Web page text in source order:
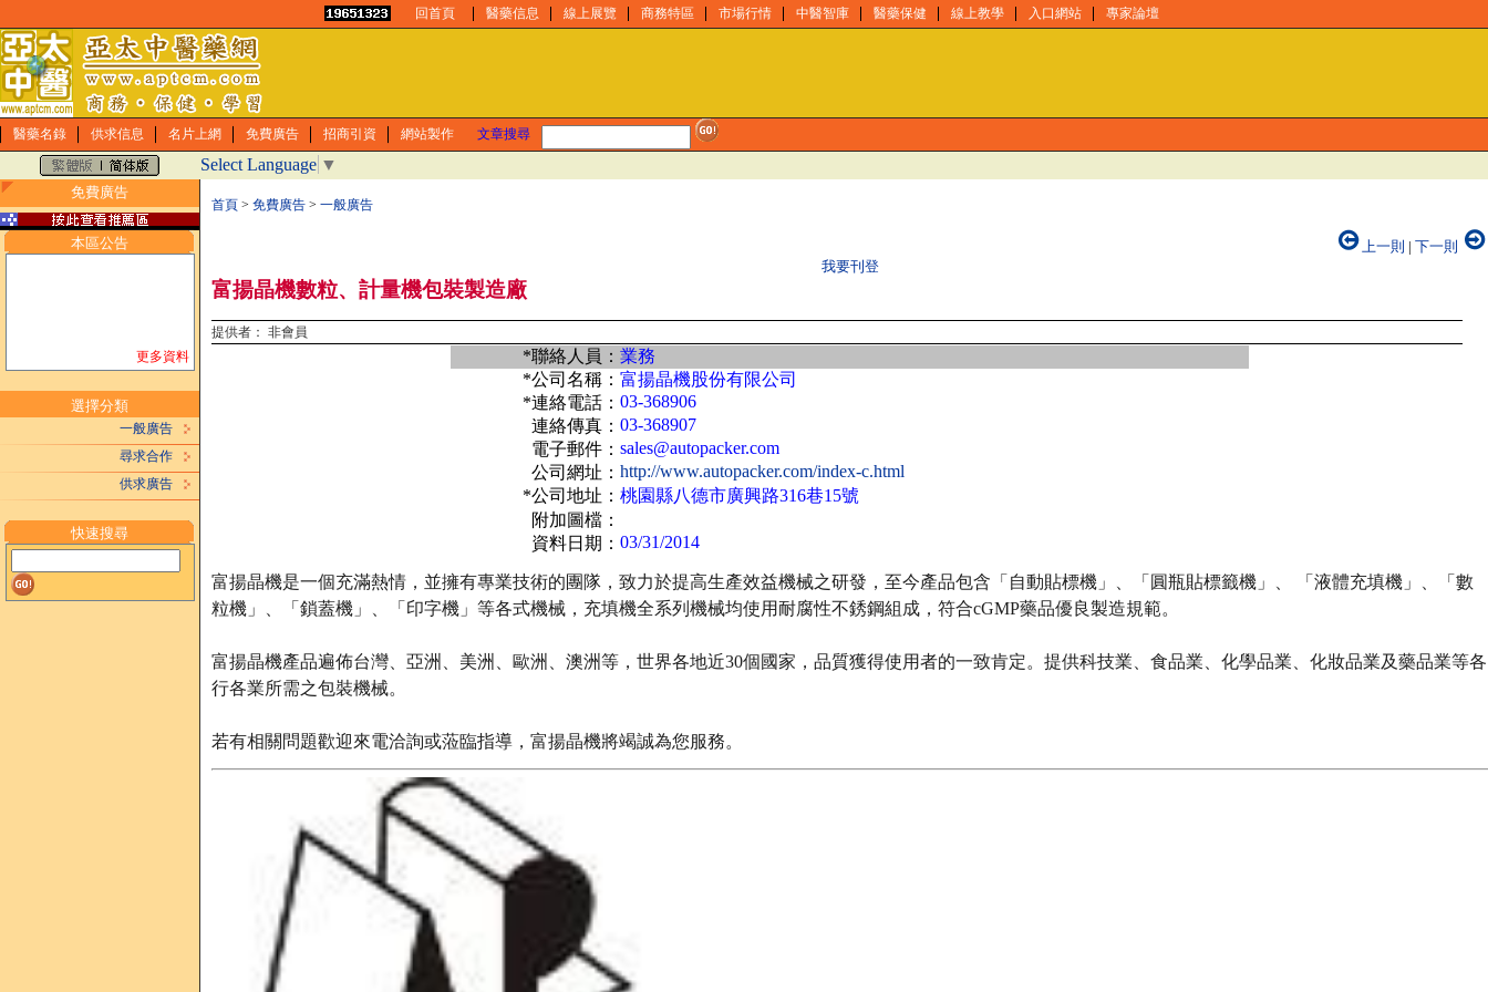
回首頁 醫藥信息 線上展覽 商務特區 市場行情 中醫智庫 醫藥保健 線上教學 入口網站 專家論壇
醫藥名錄 供求信息 名片上網 免費廣告 招商引資 網站製作 文章搜尋
Select Language ▼
免費廣告
本區公告
更多資料
選擇分類
一般廣告
尋求合作
供求廣告
快速搜尋
首頁 > 免費廣告 > 一般廣告
上一則 | 下一則
我要刊登
富揚晶機數粒、計量機包裝製造廠
提供者： 非會員
*聯絡人員： 業務
*公司名稱： 富揚晶機股份有限公司
*連絡電話： 03-368906
連絡傳真： 03-368907
電子郵件： sales@autopacker.com
公司網址： http://www.autopacker.com/index-c.html
*公司地址： 桃園縣八德市廣興路316巷15號
附加圖檔：
資料日期： 03/31/2014
富揚晶機是一個充滿熱情，並擁有專業技術的團隊，致力於提高生產效益機械之研發，至今產品包含「自動貼標機」、「圓瓶貼標籤機」、 「液體充填機」、「數
粒機」、「鎖蓋機」、「印字機」等各式機械，充填機全系列機械均使用耐腐性不銹鋼組成，符合cGMP藥品優良製造規範。
富揚晶機產品遍佈台灣、亞洲、美洲、歐洲、澳洲等，世界各地近30個國家，品質獲得使用者的一致肯定。提供科技業、食品業、化學品業、化妝品業及藥品業等各
行各業所需之包裝機械。
若有相關問題歡迎來電洽詢或蒞臨指導，富揚晶機將竭誠為您服務。